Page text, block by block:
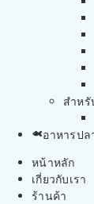
สำห
อาหารปล
หน้าหลัก
เกี่ยวกับเรา
ร้านค้า